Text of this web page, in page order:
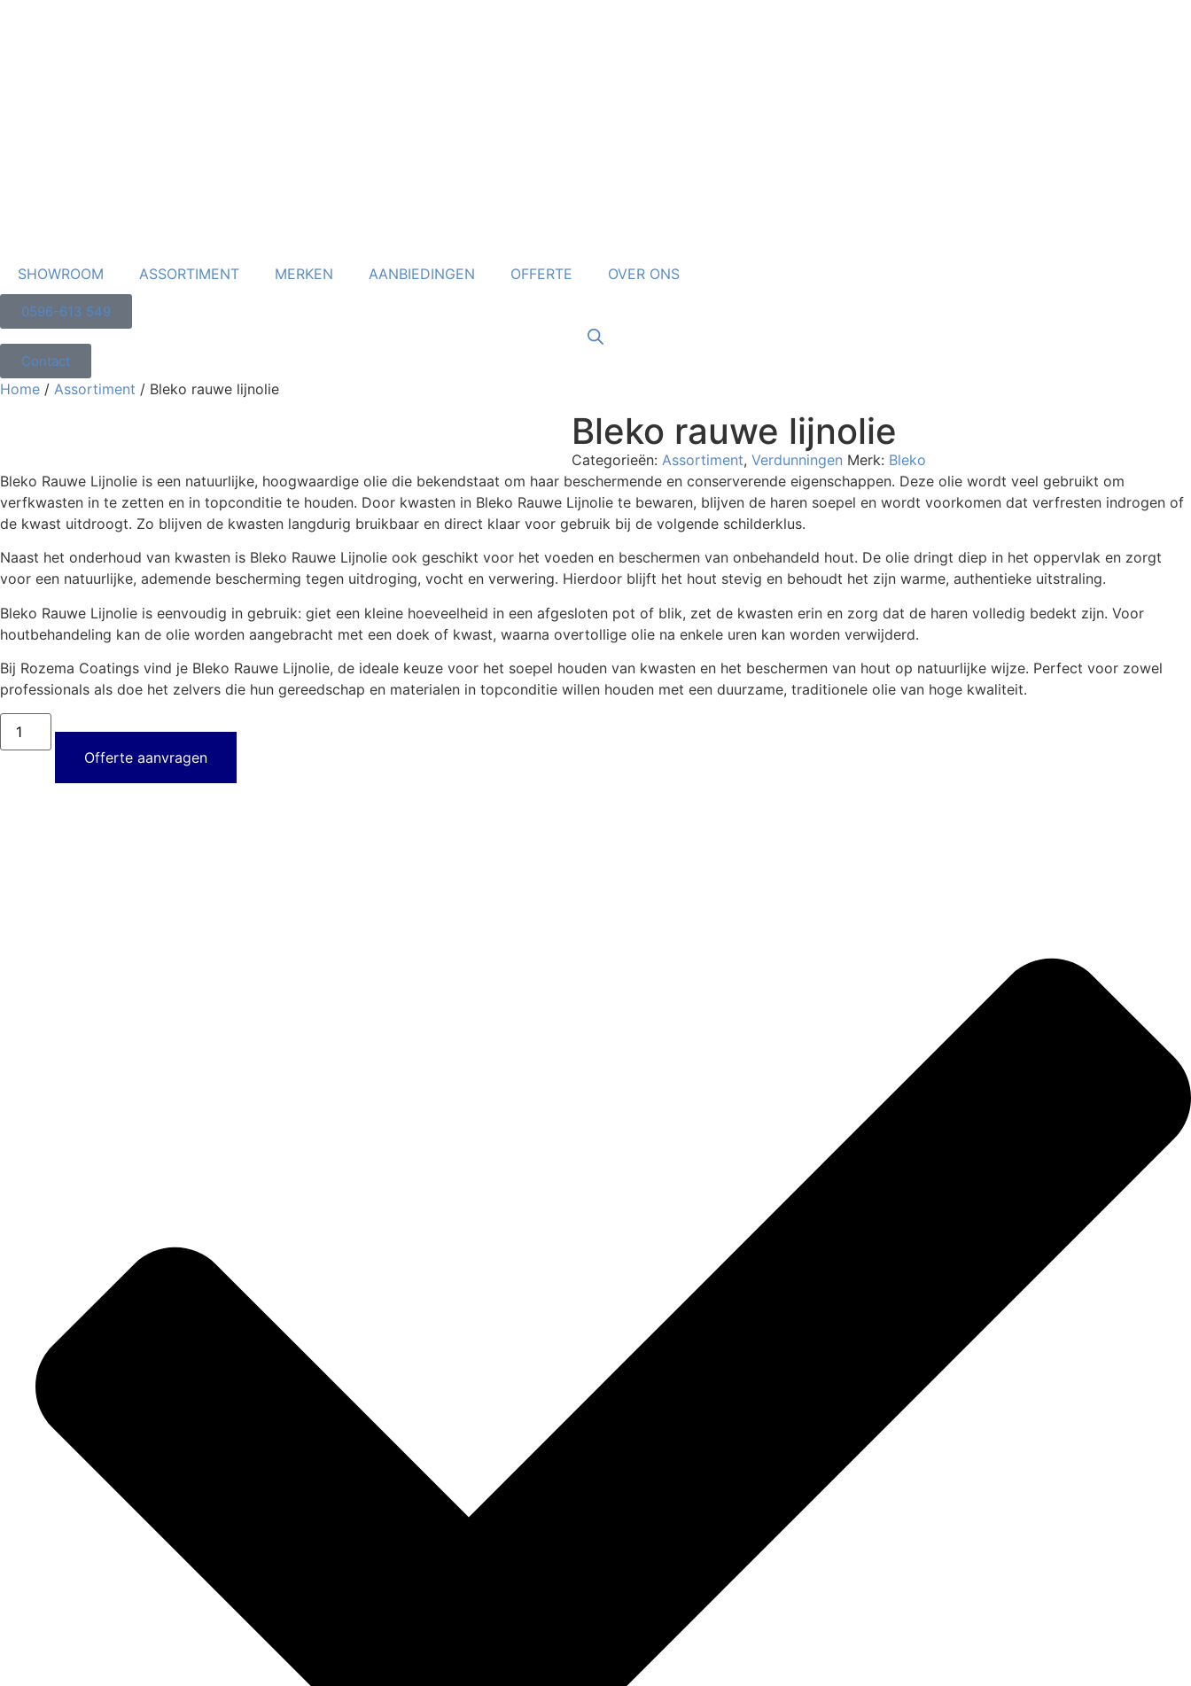
SHOWROOM ASSORTIMENT MERKEN AANBIEDINGEN OFFERTE OVER ONS
0596-613 549
Contact
Home / Assortiment / Bleko rauwe lijnolie
Bleko rauwe lijnolie
Categorieën: Assortiment,Verdunningen Merk: Bleko
Bleko Rauwe Lijnolie is een natuurlijke, hoogwaardige olie die bekendstaat om haar beschermende en conserverende eigenschappen. Deze olie wordt veel gebruikt om
verfkwasten in te zetten en in topconditie te houden. Door kwasten in Bleko Rauwe Lijnolie te bewaren, blijven de haren soepel en wordt voorkomen dat verfresten indrogen of
de kwast uitdroogt. Zo blijven de kwasten langdurig bruikbaar en direct klaar voor gebruik bij de volgende schilderklus.
Naast het onderhoud van kwasten is Bleko Rauwe Lijnolie ook geschikt voor het voeden en beschermen van onbehandeld hout. De olie dringt diep in het oppervlak en zorgt
voor een natuurlijke, ademende bescherming tegen uitdroging, vocht en verwering. Hierdoor blijft het hout stevig en behoudt het zijn warme, authentieke uitstraling.
Bleko Rauwe Lijnolie is eenvoudig in gebruik: giet een kleine hoeveelheid in een afgesloten pot of blik, zet de kwasten erin en zorg dat de haren volledig bedekt zijn. Voor
houtbehandeling kan de olie worden aangebracht met een doek of kwast, waarna overtollige olie na enkele uren kan worden verwijderd.
Bij Rozema Coatings vind je Bleko Rauwe Lijnolie, de ideale keuze voor het soepel houden van kwasten en het beschermen van hout op natuurlijke wijze. Perfect voor zowel
professionals als doe het zelvers die hun gereedschap en materialen in topconditie willen houden met een duurzame, traditionele olie van hoge kwaliteit.
Offerte aanvragen